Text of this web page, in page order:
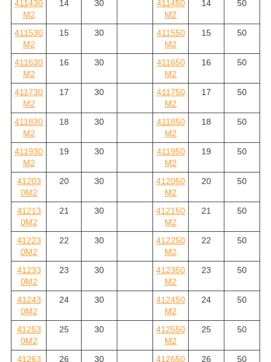
411430
M2
14 30
411450
M2
14 50
411530
M2
15 30
411550
M2
15 50
411630
M2
16 30
411650
M2
16 50
411730
M2
17 30
411750
M2
17 50
411830
M2
18 30
411850
M2
18 50
411930
M2
19 30
411950
M2
19 50
41203
0M2
20 30
412050
M2
20 50
41213
0M2
21 30
412150
M2
21 50
41223
0M2
22 30
412250
M2
22 50
41233
0M2
23 30
412350
M2
23 50
41243
0M2
24 30
412450
M2
24 50
41253
0M2
25 30
412550
M2
25 50
41263
26 30
412650
26 50